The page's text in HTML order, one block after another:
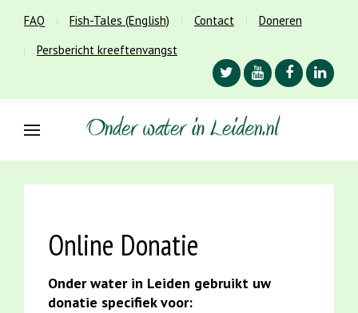
FAQ Fish-Tales (English) Contact
Doneren
Persbericht kreeftenvangst
Online Donatie
Onder water in Leiden gebruikt uw
donatie specifiek voor: